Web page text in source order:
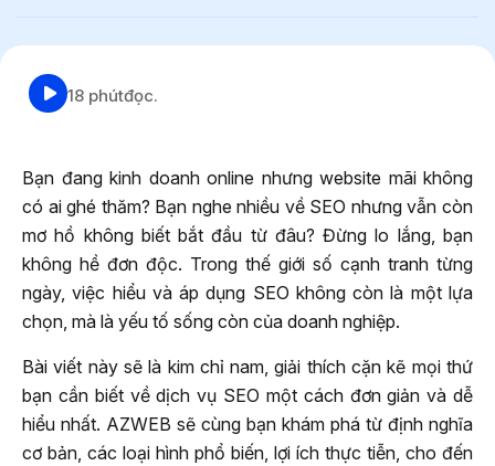
18 phútđọc.
Bạn đang kinh doanh online nhưng website mãi không
có ai ghé thăm? Bạn nghe nhiều về SEO nhưng vẫn còn
mơ hồ không biết bắt đầu từ đâu? Đừng lo lắng, bạn
không hề đơn độc. Trong thế giới số cạnh tranh từng
ngày, việc hiểu và áp dụng SEO không còn là một lựa
chọn, mà là yếu tố sống còn của doanh nghiệp.
Bài viết này sẽ là kim chỉ nam, giải thích cặn kẽ mọi thứ
bạn cần biết về dịch vụ SEO một cách đơn giản và dễ
hiểu nhất. AZWEB sẽ cùng bạn khám phá từ định nghĩa
cơ bản, các loại hình phổ biến, lợi ích thực tiễn, cho đến